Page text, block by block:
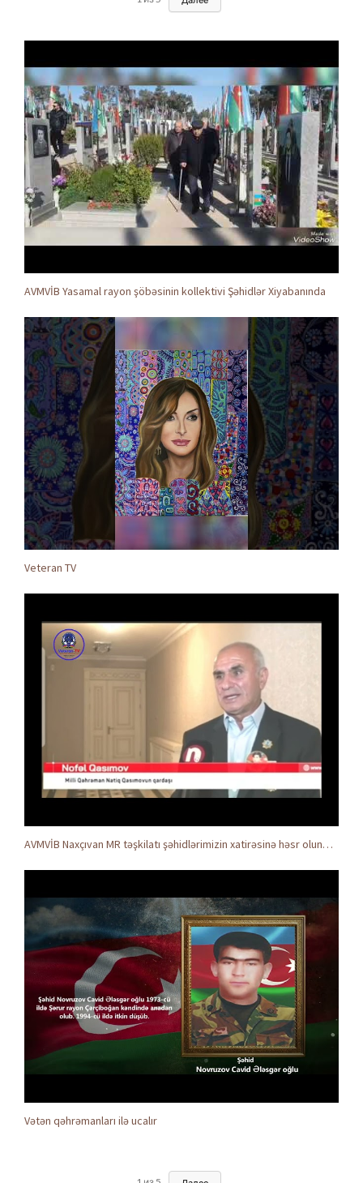
AVMVİB Yasamal rayon şöbəsinin kollektivi Şəhidlər Xiyabanında
Veteran TV
AVMVİB Naxçıvan MR təşkilatı şəhidlərimizin xatirəsinə həsr olunmuş tədbir keçirdi
Vətən qəhrəmanları ilə ucalır